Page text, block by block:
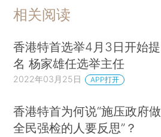
相关阅读
香港特首选举4月3日开始提
名 杨家雄任选举主任
2022年03月25日 APP打开
香港特首为何说“施压政府做
全民强检的人要反思”？